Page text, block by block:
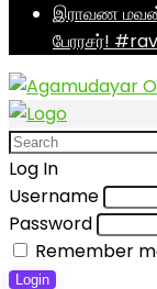
இராவண
பேரரசர்!
Log In
Username
Password
Remember
Login